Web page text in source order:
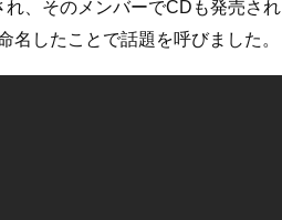
、そのメンバーでCDも発売され
したことで話題を呼びました。